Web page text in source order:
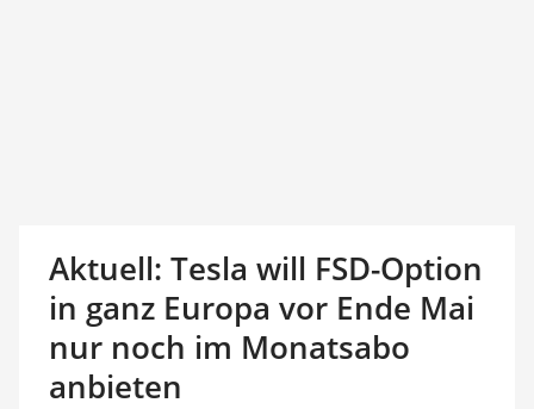
Aktuell: Tesla will FSD-Option
in ganz Europa vor Ende Mai
nur noch im Monatsabo
anbieten